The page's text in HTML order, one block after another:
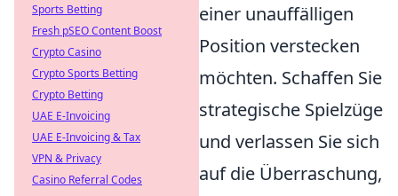
einer unauffälligen
Position verstecken
möchten. Schaffen Sie
strategische Spielzüge
und verlassen Sie sich
auf die Überraschung,
Sports Betting
Fresh pSEO Content Boost
Crypto Casino
Crypto Sports Betting
Crypto Betting
UAE E-Invoicing
UAE E-Invoicing & Tax
VPN & Privacy
Casino Referral Codes